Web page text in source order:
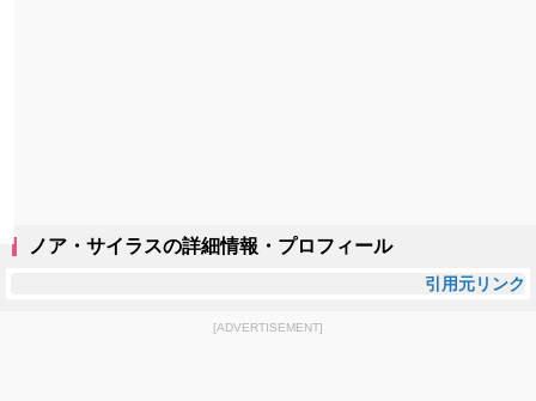
ノア・サイラスの詳細情報・プロフィール
引用元リンク
[ADVERTISEMENT]